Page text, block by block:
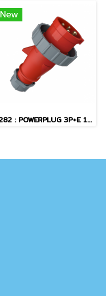
New
282 : POWERPLUG 3P+E 16A400Vผู้(IP67)